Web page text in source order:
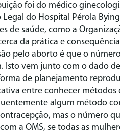
foi do médico
Legal do Hospital Pérola
de saúde, como a
da prática e
pelo aborto é que o
Isto vem junto com o dado
de planejamento
entre conhecer
algum método
mas o número
a OMS, se todas as